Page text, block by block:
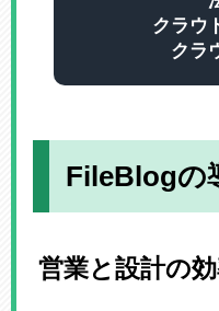
クラウ
クラ
FileBlogの
営業と設計の